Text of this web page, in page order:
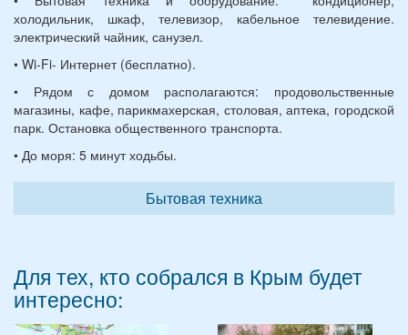
холодильник, шкаф, телевизор, кабельное телевидение.
электрический чайник, санузел.
• Wi-Fi- Интернет (бесплатно).
• Рядом с домом располагаются: продовольственные
магазины, кафе, парикмахерская, столовая, аптека, городской
парк. Остановка общественного транспорта.
• До моря: 5 минут ходьбы.
Бытовая техника
Для тех, кто собрался в Крым будет
интересно: